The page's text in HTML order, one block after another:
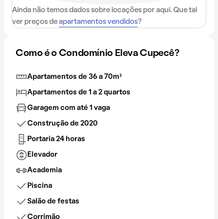
Ainda não temos dados sobre locações por aqui. Que tal
ver preços de apartamentos vendidos?
Como é o Condomínio Eleva Cupecê?
Apartamentos de 36 a 70m²
Apartamentos de 1 a 2 quartos
Garagem com até 1 vaga
Construção de 2020
Portaria 24 horas
Elevador
Academia
Piscina
Salão de festas
Corrimão